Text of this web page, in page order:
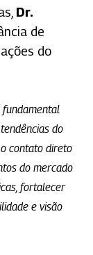
Dr.
de
do
fundamental
do
contato direto
do mercado
fortalecer
e visão